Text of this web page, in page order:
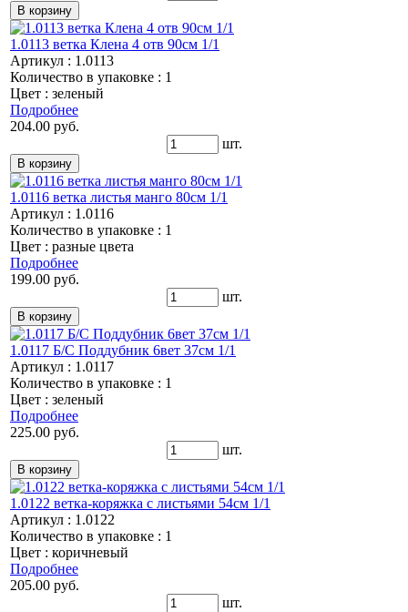
1.0113 ветка Клена 4 отв 90см 1/1
Артикул : 1.0113
Количество в упаковке : 1
Цвет : зеленый
Подробнее
204.00 руб.
шт.
1.0116 ветка листья манго 80см 1/1
Артикул : 1.0116
Количество в упаковке : 1
Цвет : разные цвета
Подробнее
199.00 руб.
шт.
1.0117 Б/С Поддубник 6вет 37см 1/1
Артикул : 1.0117
Количество в упаковке : 1
Цвет : зеленый
Подробнее
225.00 руб.
шт.
1.0122 ветка-коряжка с листьями 54см 1/1
Артикул : 1.0122
Количество в упаковке : 1
Цвет : коричневый
Подробнее
205.00 руб.
шт.